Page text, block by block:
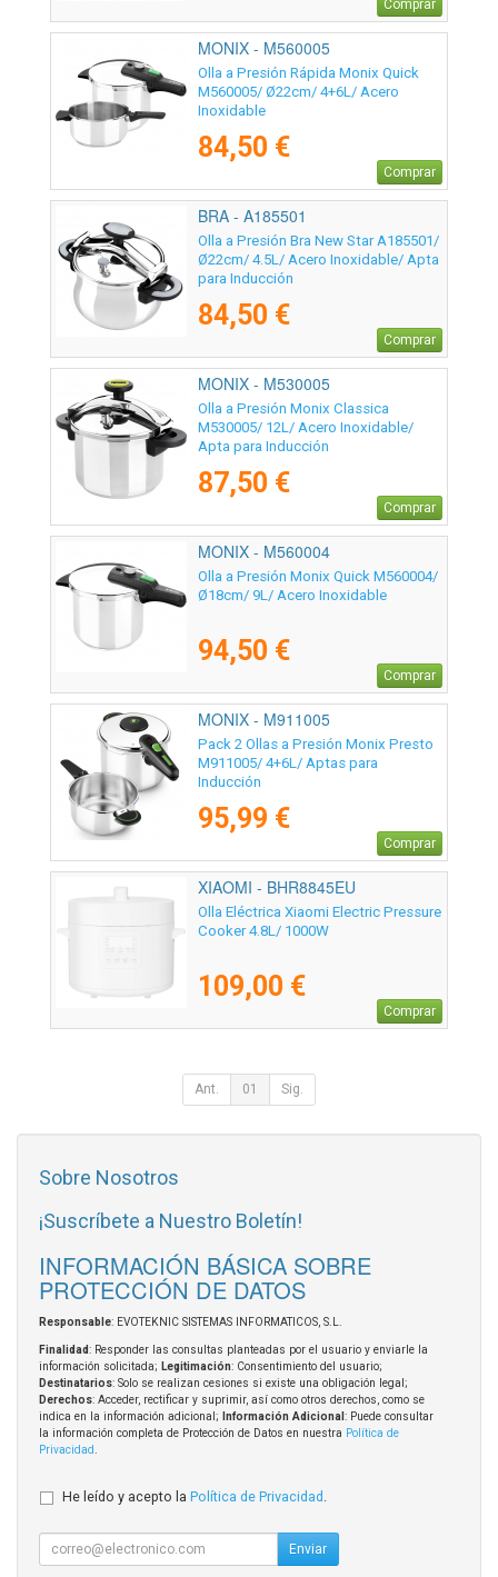
Comprar
MONIX - M560005
Olla a Presión Rápida Monix Quick
M560005/ Ø22cm/ 4+6L/ Acero
Inoxidable
84,50 €
Comprar
BRA - A185501
Olla a Presión Bra New Star A185501/
Ø22cm/ 4.5L/ Acero Inoxidable/ Apta
para Inducción
84,50 €
Comprar
MONIX - M530005
Olla a Presión Monix Classica
M530005/ 12L/ Acero Inoxidable/
Apta para Inducción
87,50 €
Comprar
MONIX - M560004
Olla a Presión Monix Quick M560004/
Ø18cm/ 9L/ Acero Inoxidable
94,50 €
Comprar
MONIX - M911005
Pack 2 Ollas a Presión Monix Presto
M911005/ 4+6L/ Aptas para
Inducción
95,99 €
Comprar
XIAOMI - BHR8845EU
Olla Eléctrica Xiaomi Electric Pressure
Cooker 4.8L/ 1000W
109,00 €
Comprar
Ant. 01 Sig.
Sobre Nosotros
¡Suscríbete a Nuestro Boletín!
INFORMACIÓN BÁSICA SOBRE
PROTECCIÓN DE DATOS
Responsable: EVOTEKNIC SISTEMAS INFORMATICOS, S.L.
Finalidad: Responder las consultas planteadas por el usuario y enviarle la
información solicitada; Legitimación: Consentimiento del usuario;
Destinatarios: Solo se realizan cesiones si existe una obligación legal;
Derechos: Acceder, rectificar y suprimir, así como otros derechos, como se
indica en la información adicional;
Información Adicional : Puede consultar
la información completa de Protección de Datos en nuestra Política de
Privacidad.
He leído y acepto la Política de Privacidad .
Enviar